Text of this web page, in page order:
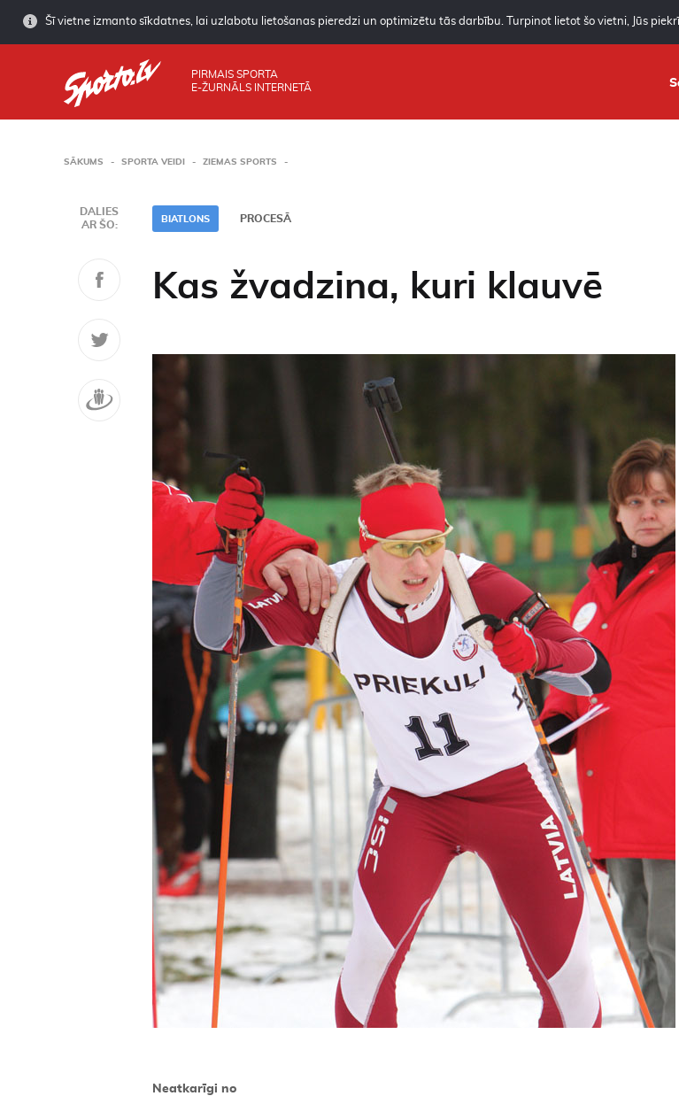
Šī vietne izmanto sīkdatnes, lai uzlabotu lietošanas pieredzi un optimizētu tās darbību. Turpinot lietot šo vietni, Jūs
PIRMAIS SPORTA
E-ŽURNĀLS INTERNETĀ
SĀKUMS SPORTA VEIDI ZIEMAS SPORTS
DALIES
AR ŠO:
BIATLONS PROCESĀ
Kas žvadzina, kuri klauvē
Neatkarīgi no